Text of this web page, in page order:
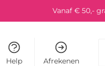
Vanaf € 50,-
Help Afrekenen